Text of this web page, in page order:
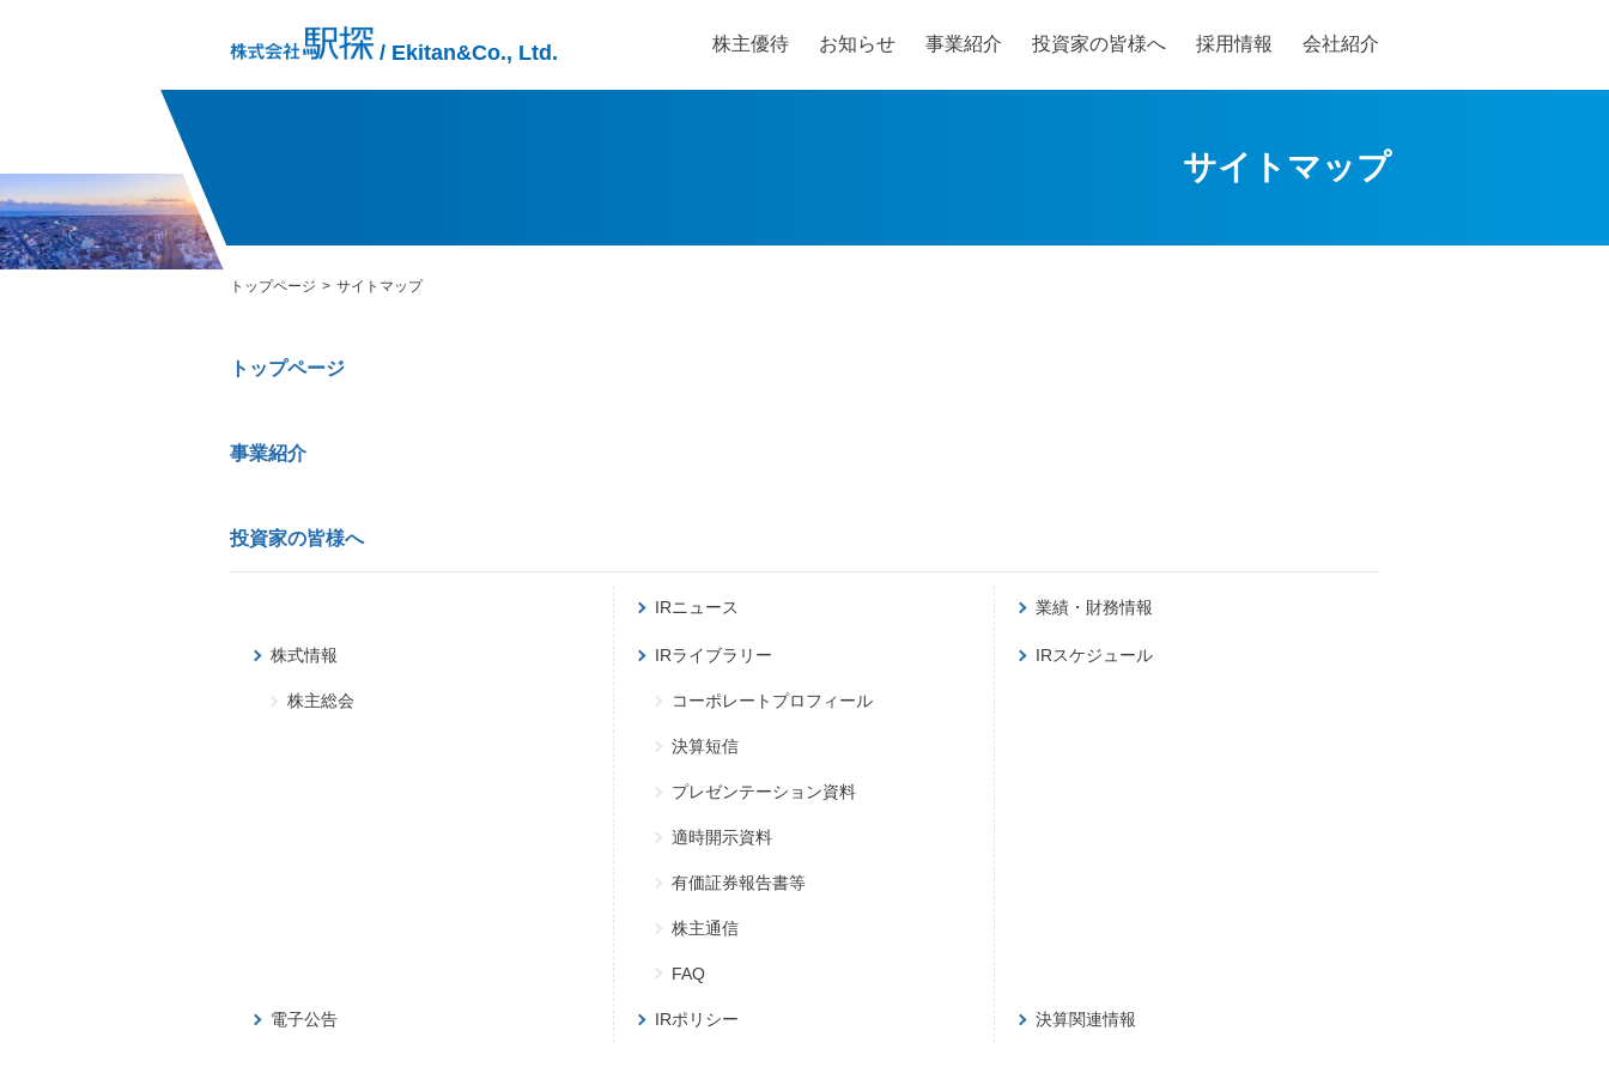
/ Ekitan&Co., Ltd. 株主優待 お知らせ 事業紹介 投資家の皆様へ 採用情報 会社紹介
サイトマップ
トップページ サイトマップ
トップページ
事業紹介
投資家の皆様へ
IRニュース 業績・財務情報
株式情報
株主総会
IRライブラリー
コーポレートプロフィール
決算短信
プレゼンテーション資料
適時開示資料
有価証券報告書等
株主通信
FAQ
IRスケジュール
電子公告 IRポリシー 決算関連情報